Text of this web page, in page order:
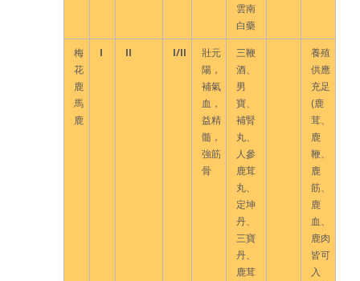
雲南
白藥
梅
花
鹿
馬
鹿
I II I/II
壯元
陽，
補氣
血，
益精
髓，
強筋
骨
三鞭
酒、
男
寶、
補腎
丸、
人參
鹿茸
丸、
定坤
丹、
三寶
丹、
鹿茸
養殖
供應
充足
(鹿
茸、
鹿
鞭、
鹿
筋、
鹿
血、
鹿肉
皆可
入